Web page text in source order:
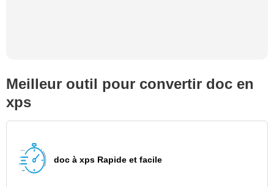
Meilleur outil pour convertir doc en
xps
doc à xps Rapide et facile